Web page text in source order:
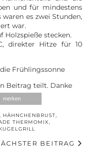
und für mindestens
es zwei Stunden,
war.
Holzspieße stecken.
direkter Hitze für 10
Frühlingssonne
Beitrag teilt. Danke
merken
, HÄHNCHENBRUST,
THERMOMIX,
BEITRAG